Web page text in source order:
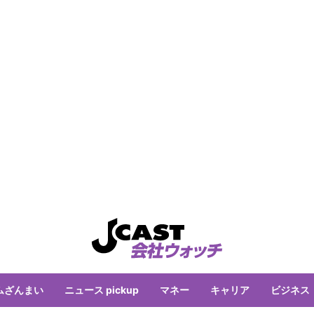
ざんまい ニュース pickup マネー キャリア ビジネス